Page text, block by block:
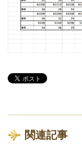
関連記事